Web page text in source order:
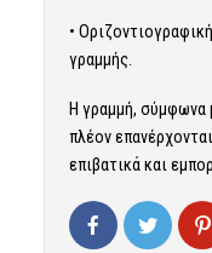
•
γραμμής.
Η γραμμή, σύμφωνα
πλέον
επιβατικά και